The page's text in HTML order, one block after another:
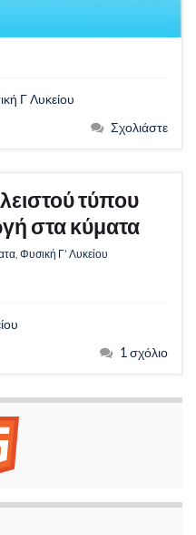
Γ Λυκείου
Σχολιάστε
τύπου
στα κύματα
Φυσική Γ’ Λυκείου
1 σχόλιο